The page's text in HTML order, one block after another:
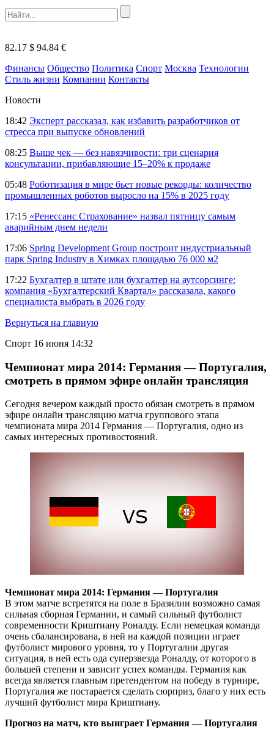
82.17 $ 94.84 €
Финансы Общество Политика Спорт Москва Технологии
Стиль жизни Компании Контакты
Новости
18:42 Эксперт рассказал, как избавить разработчиков от
стресса при выпуске обновлений
08:25 Выше чек — без навязчивости: три сценария
консультации, прибавляющие 15–20% к продаже
05:48 Роботизация в мире бьет новые рекорды: количество
промышленных роботов выросло на 15% в 2025 году
17:15 «Ренессанс Страхование» назвал пятницу самым
аварийным днем недели
17:06 Spring Development Group построит индустриальный
парк Spring Industry в Химках площадью 76 000 м2
17:22 Бухгалтер в штате или бухгалтер на аутсорсинге:
компания «Бухгалтерский Квартал» рассказала, какого
специалиста выбрать в 2026 году
Вернуться на главную
Спорт 16 июня 14:32
Чемпионат мира 2014: Германия — Португалия,
смотреть в прямом эфире онлайн трансляция
Сегодня вечером каждый просто обязан смотреть в прямом
эфире онлайн трансляцию матча группового этапа
чемпионата мира 2014 Германия — Португалия, одно из
самых интересных противостояний.
Чемпионат мира 2014: Германия — Португалия
В этом матче встретятся на поле в Бразилии возможно самая
сильная сборная Германии, и самый сильный футболист
современности Криштиану Роналду. Если немецкая команда
очень сбалансирована, в ней на каждой позиции играет
футболист мирового уровня, то у Португалии другая
ситуация, в ней есть ода суперзвезда Роналду, от которого в
большей степени и зависит успех команды. Германия как
всегда является главным претендентом на победу в турнире,
Португалия же постарается сделать сюрприз, благо у них есть
лучший футболист мира Криштиану.
Прогноз на матч, кто выиграет Германия — Португалия